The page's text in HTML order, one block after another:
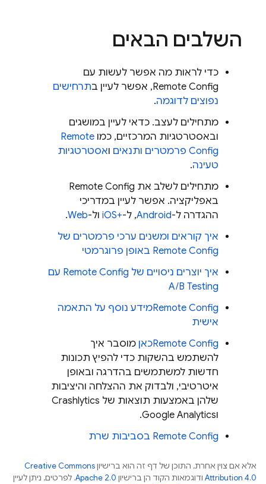
השלבים הבאים
כדי לראות מה אפשר לעשות עם
Remote Config, אפשר לעיין בתרחישים
נפוצים לדוגמה.
מתחילים לעצב. כדאי לעיין במושגים
ובאסטרטגיות המרכזיים, כמו Remote
Config פרמטרים ותנאים ואסטרטגיות
טעינה.
מתחילים לשלב את Remote Config
באפליקציה. אפשר לעיין במדריכי
ההגדרה ל-Android, ל-iOS+‎ ול-Web
.
איך קוראים ומשנים ערכי פרמטרים של
Remote Config באופן פרוגרמטי
איך יוצרים ניסויים של Remote Config עם
A/B Testing
Remote Configמידע נוסף על התאמה
אישית
Remote Configכאן מוסבר איך
להשתמש בהשקות כדי להפיץ תכונות
חדשות למשתמשים בהדרגה ובאופן
איטרטיבי, ולבדוק את ההצלחה והיציבות
שלהן באמצעות תוצאות של Crashlytics
וGoogle Analytics
.
Remote Config בסביבות שרת
אלא אם צוין אחרת, התוכן של דף זה הוא ברישיוןCreative Commons
Attribution 4.0 ודוגמאות הקוד הן ברישיון Apache 2.0. לפרטים, ניתן לעיין